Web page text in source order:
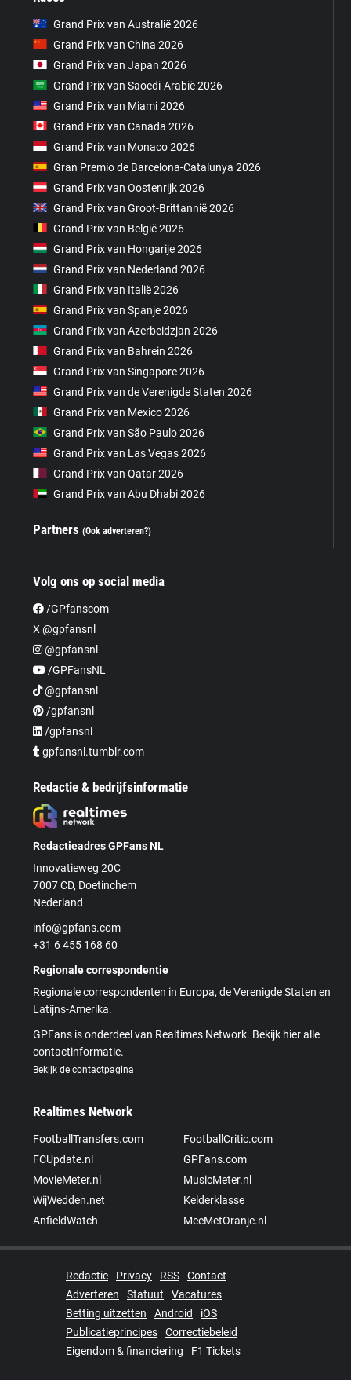
Grand Prix van Australië 2026
Grand Prix van China 2026
Grand Prix van Japan 2026
Grand Prix van Saoedi-Arabië 2026
Grand Prix van Miami 2026
Grand Prix van Canada 2026
Grand Prix van Monaco 2026
Gran Premio de Barcelona-Catalunya 2026
Grand Prix van Oostenrijk 2026
Grand Prix van Groot-Brittannië 2026
Grand Prix van België 2026
Grand Prix van Hongarije 2026
Grand Prix van Nederland 2026
Grand Prix van Italië 2026
Grand Prix van Spanje 2026
Grand Prix van Azerbeidzjan 2026
Grand Prix van Bahrein 2026
Grand Prix van Singapore 2026
Grand Prix van de Verenigde Staten 2026
Grand Prix van Mexico 2026
Grand Prix van São Paulo 2026
Grand Prix van Las Vegas 2026
Grand Prix van Qatar 2026
Grand Prix van Abu Dhabi 2026
Partners(Ook adverteren?)
Volg ons op social media
/GPfanscom
X @gpfansnl
@gpfansnl
/GPFansNL
@gpfansnl
/gpfansnl
/gpfansnl
gpfansnl.tumblr.com
Redactie & bedrijfsinformatie
Redactieadres GPFans NL
Innovatieweg 20C
7007 CD, Doetinchem
Nederland
info@gpfans.com
+31 6 455 168 60
Regionale correspondentie
Regionale correspondenten in Europa, de Verenigde Staten en
Latijns-Amerika.
GPFans is onderdeel van Realtimes Network. Bekijk hier alle
contactinformatie.
Bekijk de contactpagina
Realtimes Network
FootballTransfers.com
FootballCritic.com
FCUpdate.nl
GPFans.com
MovieMeter.nl
MusicMeter.nl
WijWedden.net
Kelderklasse
AnfieldWatch
MeeMetOranje.nl
Redactie Privacy RSS
Contact
Adverteren
Statuut
Vacatures
Betting uitzetten
Android
iOS
Publicatieprincipes
Correctiebeleid
Eigendom & financiering
F1 Tickets